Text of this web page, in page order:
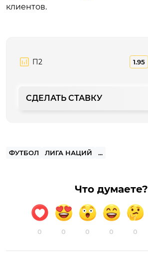
клиентов.
П2 1.95
СДЕЛАТЬ СТАВКУ
ФУТБОЛ ЛИГА НАЦИЙ ...
Что думаете?
0 0 0 0 0